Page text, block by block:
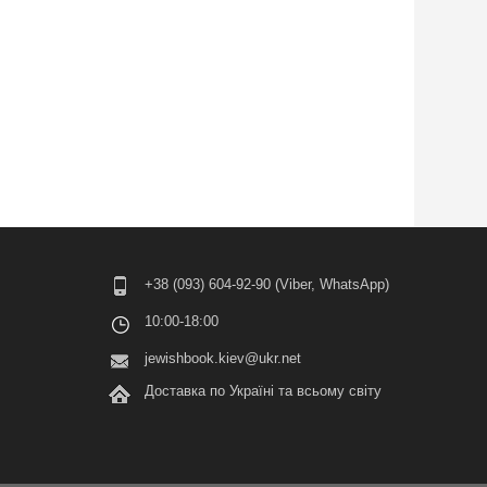
+38 (093) 604-92-90 (Viber, WhatsApp)
10:00-18:00
jewishbook.kiev@ukr.net
Доставка по Україні та всьому світу